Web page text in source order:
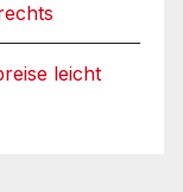
leicht